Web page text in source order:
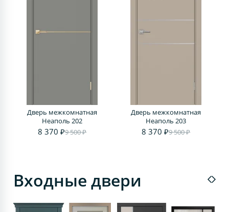
Дверь межкомнатная
Неаполь 202
8 370 ₽9 500 ₽
Дверь межкомнатная
Неаполь 203
8 370 ₽9 500 ₽
Входные двери